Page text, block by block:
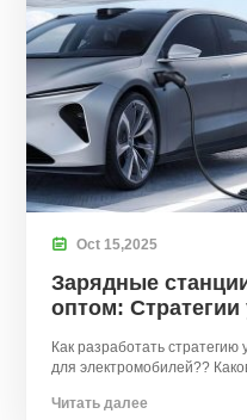
 Oct 15,2025
Зарядные
оптом: Стратегии
Как разработать
для электромобилей??
Читать далее